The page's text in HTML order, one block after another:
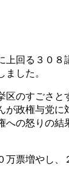
回る３０８
した。
のすごさと
政権与党に
の怒りの結
票増やし、